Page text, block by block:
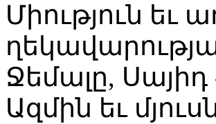
Միություն եւ
Ջեմալը,
Ազմին եւ